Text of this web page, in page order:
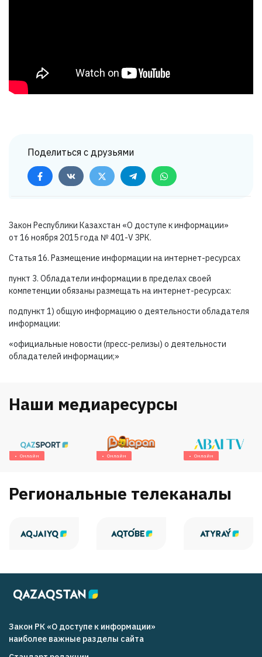
Поделиться с друзьями
Закон Республики Казахстан «О доступе к информации»
от 16 ноября 2015 года № 401-V ЗРК.
Статья 16. Размещение информации на интернет-ресурсах
пункт 3. Обладатели информации в пределах своей
компетенции обязаны размещать на интернет-ресурсах:
подпункт 1) общую информацию о деятельности обладателя
информации:
«официальные новости (пресс-релизы) о деятельности
обладателей информации;»
Наши медиаресурсы
Онлайн Онлайн Онлайн
Региональные телеканалы
Закон РК «О доступе к информации»
наиболее важные разделы сайта